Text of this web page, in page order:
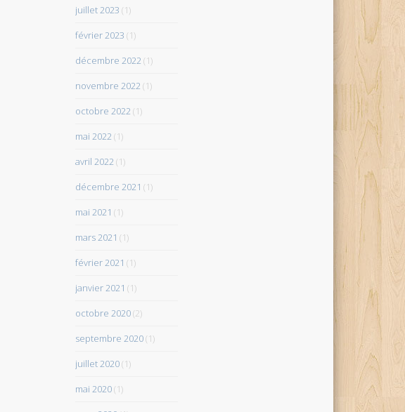
juillet 2023 (1)
février 2023 (1)
décembre 2022 (1)
novembre 2022 (1)
octobre 2022 (1)
mai 2022 (1)
avril 2022 (1)
décembre 2021 (1)
mai 2021 (1)
mars 2021 (1)
février 2021 (1)
janvier 2021 (1)
octobre 2020(2)
septembre 2020(1)
juillet 2020(1)
mai 2020(1)